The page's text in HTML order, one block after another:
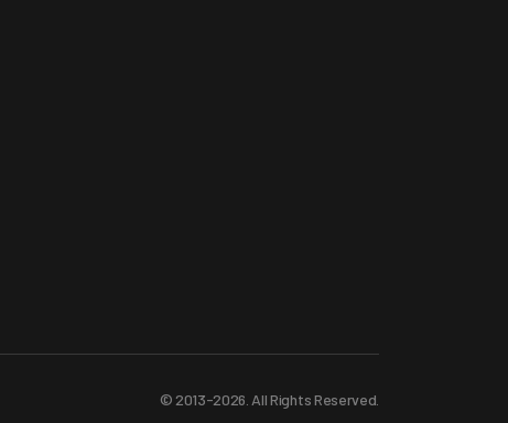
© 2013-2026. All Rights Reserved.